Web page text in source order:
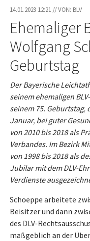
14.01.2023 12:21 // VON: BLV
Ehemaliger
Wolfgang
Geburtstag
Der Bayerische
seinem ehemaligen
seinem 75. Geburtstag,
Januar, bei guter
von 2010 bis 2018 als
Verbandes. Im Bezirk
von 1998 bis 2018 als
Jubilar mit dem DLV-
Verdienste
Schoeppe arbeitete
Beisitzer und dann
des DLV-
maßgeblich an der